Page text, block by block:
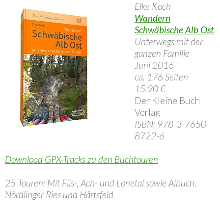
Elke Koch
Wandern
Schwäbische Alb Ost
Unterwegs mit der
ganzen Familie
Juni 2016
ca. 176 Seiten
15.90 €
Der Kleine Buch
Verlag
ISBN: 978-3-7650-
8722-6
Download GPX-Tracks zu den Buchtouren
25 Touren: Mit Fils-, Ach- und Lonetal sowie Albuch,
Nördlinger Ries und Härtsfeld